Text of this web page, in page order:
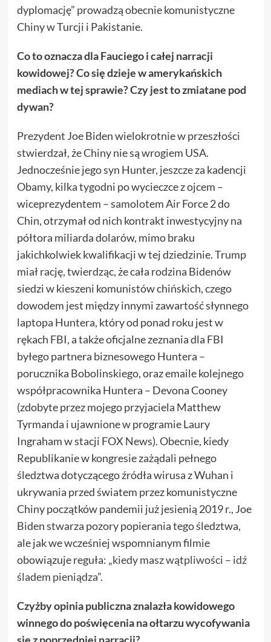
dyplomację” prowadzą obecnie komunistyczne
Chiny w Turcji i Pakistanie.
Co to oznacza dla Fauciego i całej narracji
kowidowej? Co się dzieje w amerykańskich
mediach w tej sprawie? Czy jest to zmiatane pod
dywan?
Prezydent Joe Biden wielokrotnie w przeszłości
stwierdzał, że Chiny nie są wrogiem USA.
Jednocześnie jego syn Hunter, jeszcze za kadencji
Obamy, kilka tygodni po wycieczce z ojcem –
wiceprezydentem – samolotem Air Force 2 do
Chin, otrzymał od nich kontrakt inwestycyjny na
półtora miliarda dolarów, mimo braku
jakichkolwiek kwalifikacji w tej dziedzinie. Trump
miał rację, twierdząc, że cała rodzina Bidenów
siedzi w kieszeni komunistów chińskich, czego
dowodem jest między innymi zawartość słynnego
laptopa Huntera, który od ponad roku jest w
rękach FBI, a także oficjalne zeznania dla FBI
byłego partnera biznesowego Huntera –
porucznika Bobolinskiego, oraz emaile kolejnego
współpracownika Huntera – Devona Cooney
(zdobyte przez mojego przyjaciela Matthew
Tyrmanda i ujawnione w programie Laury
Ingraham w stacji FOX News). Obecnie, kiedy
Republikanie w kongresie zażądali pełnego
śledztwa dotyczącego źródła wirusa z Wuhan i
ukrywania przed światem przez komunistyczne
Chiny początków pandemii już jesienią 2019 r., Joe
Biden stwarza pozory popierania tego śledztwa,
ale jak we wcześniej wspomnianym filmie
obowiązuje reguła: „kiedy masz wątpliwości – idź
śladem pieniądza”.
Czyżby opinia publiczna znalazła kowidowego
winnego do poświęcenia na ołtarzu wycofywania